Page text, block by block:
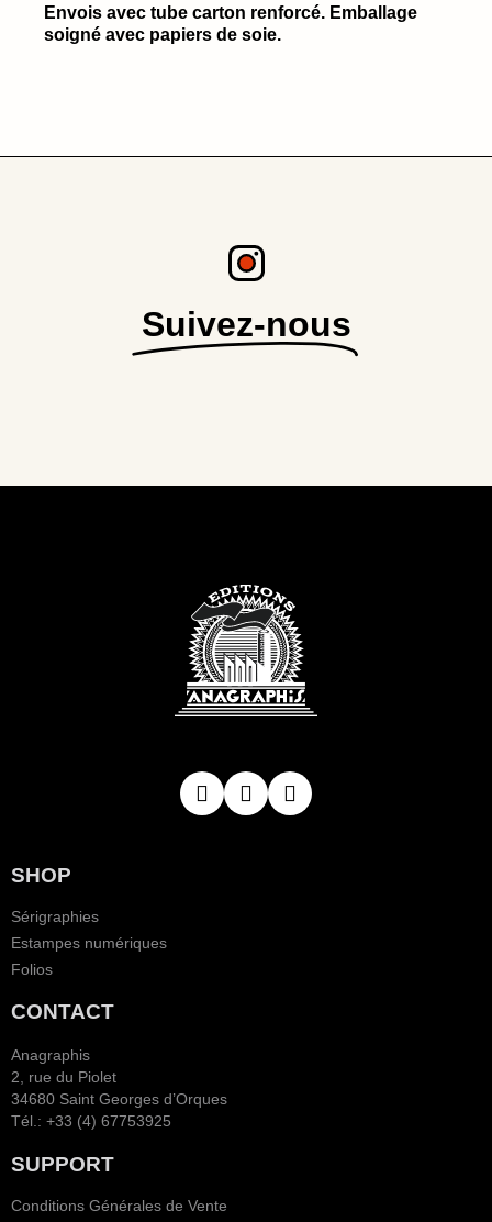
Envois avec tube carton renforcé. Emballage
soigné avec papiers de soie.
Suivez-nous
SHOP
Sérigraphies
Estampes numériques
Folios
CONTACT
Anagraphis
2, rue du Piolet
34680 Saint Georges d’Orques
Tél.: +33 (4) 67753925
SUPPORT
Conditions Générales de Vente